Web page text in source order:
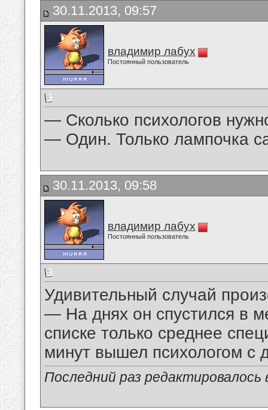
30.11.2013, 09:57
владимир лабух
Постоянный пользователь
— Сколько психологов
— Один. Только лампочка
30.11.2013, 09:58
владимир лабух
Постоянный пользователь
Удивительный случай
— На днях он спустился в
списке только среднее
минут вышел психологом с
Последний раз